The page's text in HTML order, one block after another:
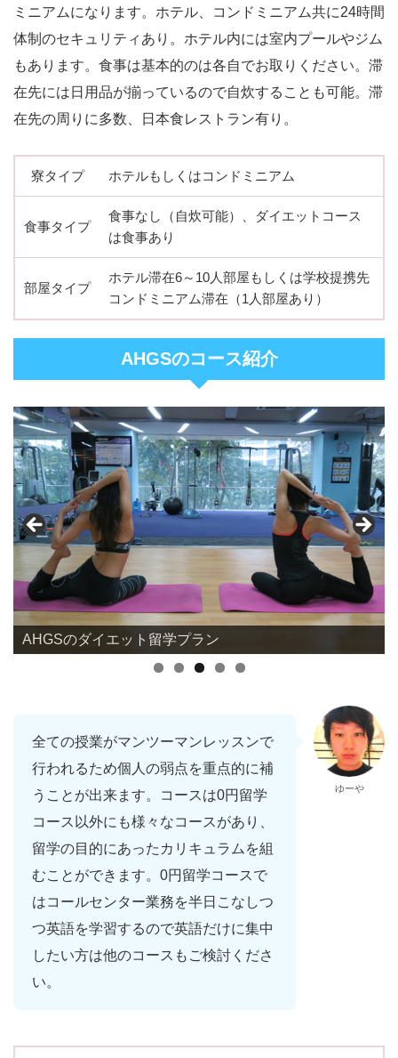
ミニアムになります。ホテル、コンドミニアム共に24時間
体制のセキュリティあり。ホテル内には室内プールやジム
もあります。食事は基本的のは各自でお取りください。滞
在先には日用品が揃っているので自炊することも可能。滞
在先の周りに多数、日本食レストラン有り。
寮タイプ ホテルもしくはコンドミニアム
食事タイプ
食事なし（自炊可能）、ダイエットコース
は食事あり
部屋タイプ
ホテル滞在6～10人部屋もしくは学校提携先
コンドミニアム滞在（1人部屋あり）
AHGSのコース紹介
AHGSのダイエット留学プラン
全ての授業がマンツーマンレッスンで
行われるため個人の弱点を重点的に補
うことが出来ます。コースは0円留学
コース以外にも様々なコースがあり、
留学の目的にあったカリキュラムを組
むことができます。0円留学コースで
はコールセンター業務を半日こなしつ
つ英語を学習するので英語だけに集中
したい方は他のコースもご検討くださ
い。
ゆーや